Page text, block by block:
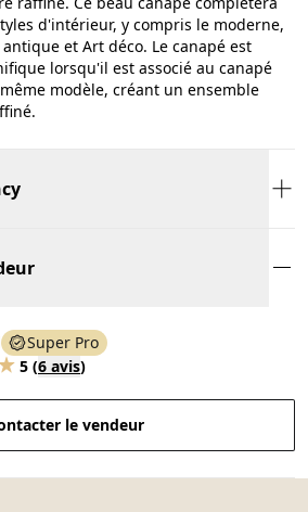
d'intérieur, y compris le moderne,
et Art déco. Le canapé est
lorsqu'il est associé au canapé
modèle, créant un ensemble
Super Pro
5 (6 avis)
le vendeur